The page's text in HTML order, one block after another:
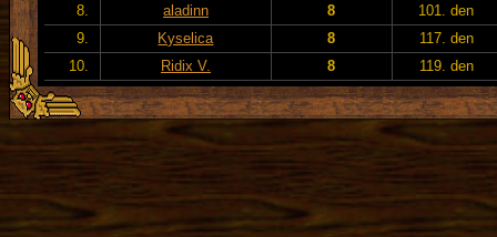
8.
aladinn 8
101. den
9.
Kyselica 8
117. den
10.
Ridix V. 8 119. den